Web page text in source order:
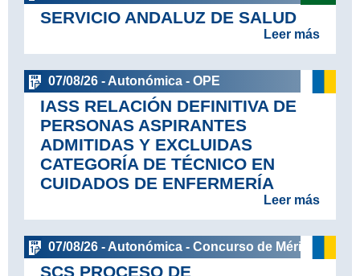
SERVICIO ANDALUZ DE SALUD
Leer más
07/08/26 - Autonómica - OPE
IASS RELACIÓN DEFINITIVA DE
PERSONAS ASPIRANTES
ADMITIDAS Y EXCLUIDAS
CATEGORÍA DE TÉCNICO EN
CUIDADOS DE ENFERMERÍA
Leer más
07/08/26 - Autonómica - Concurso de Méritos
SCS PROCESO DE